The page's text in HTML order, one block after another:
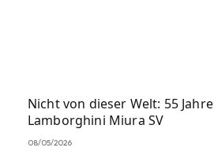
Nicht von dieser Welt: 55 Jahre
Lamborghini Miura SV
08/05/2026